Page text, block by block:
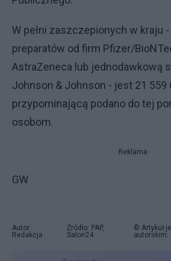
W pełni zaszczepionych w kraju
preparatów od firm Pfizer/
AstraZeneca lub jednodawkową
Johnson & Johnson - jest 21 559
przypominającą podano do tej
osobom.
Reklama
GW
Autor:
Redakcja
Źródło: PAP,
Salon24
© Artykuł
autorskim.